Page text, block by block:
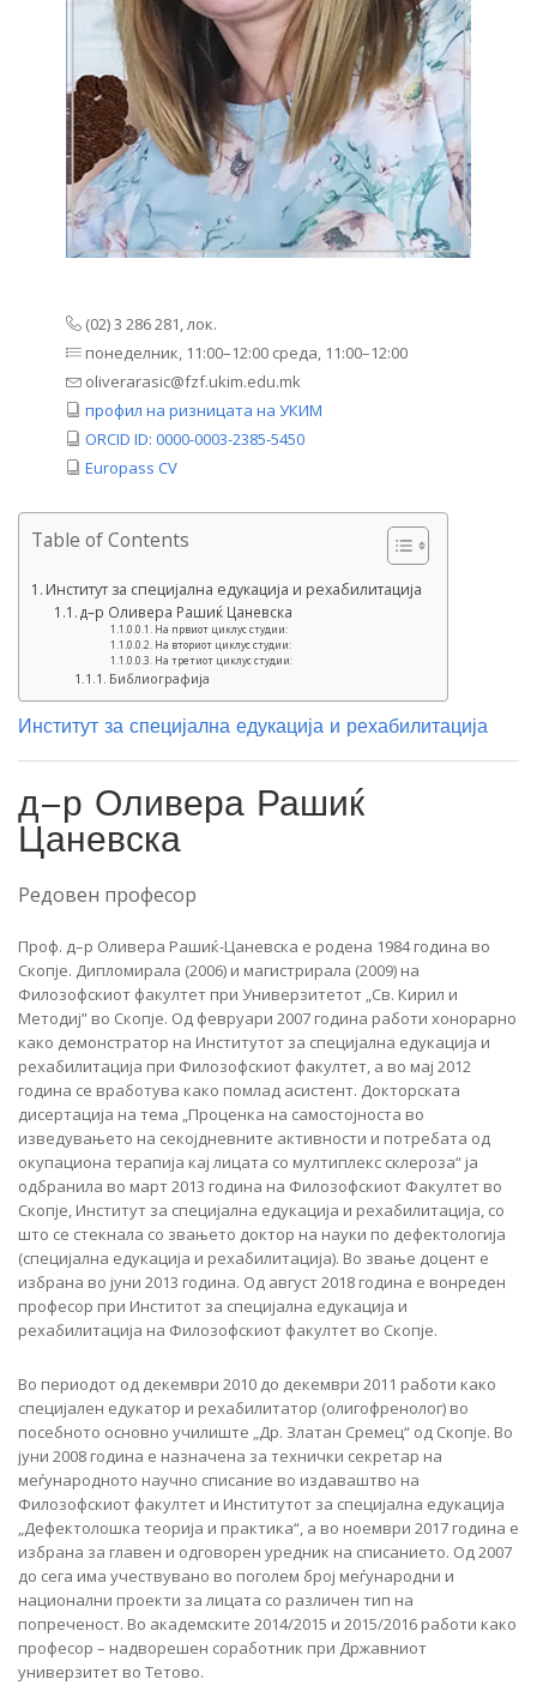
(02) 3 286 281, лок.
понеделник, 11:00–12:00 среда, 11:00–12:00
oliverarasic@fzf.ukim.edu.mk
профил на ризницата на УКИМ
ORCID ID: 0000-0003-2385-5450
Europass CV
Table of Contents
Институт за специјална едукација и рехабилитација
д–р Оливера Рашиќ Цаневска
На првиот циклус студии:
На вториот циклус студии:
На третиот циклус студии:
Библиографија
Институт за специјална едукација и рехабилитација
д–р Оливера Рашиќ
Цаневска
Редовен професор
Проф. д–р Оливера Рашиќ-Цаневска е родена 1984 година во
Скопје. Дипломирала (2006) и магистрирала (2009) на
Филозофскиот факултет при Универзитетот „Св. Кирил и
Методиј” во Скопје. Од февруари 2007 година работи хонорарно
како демонстратор на Институтот за специјална едукација и
рехабилитација при Филозофскиот факултет, а во мај 2012
година се вработува како помлад асистент. Докторската
дисертација на тема „Проценка на самостојноста во
изведувањето на секојдневните активности и потребата од
окупациона терапија кај лицата со мултиплекс склероза“ ја
одбранила во март 2013 година на Филозофскиот Факултет во
Скопје, Институт за специјална едукација и рехабилитација, со
што се стекнала со звањето доктор на науки по дефектологија
(специјална едукација и рехабилитација). Во звање доцент е
избрана во јуни 2013 година. Од август 2018 година е вонреден
професор при Инститот за специјална едукација и
рехабилитација на Филозофскиот факултет во Скопје.
Во периодот од декември 2010 до декември 2011 работи како
специјален едукатор и рехабилитатор (олигофренолог) во
посебното основно училиште „Др. Златан Сремец“ од Скопје. Во
јуни 2008 година е назначена за технички секретар на
меѓународното научно списание во издаваштво на
Филозофскиот факултет и Институтот за специјална едукација
„Дефектолошка теорија и практика“, а во ноември 2017 година е
избрана за главен и одговорен уредник на списанието. Од 2007
до сега има учествувано во поголем број меѓународни и
национални проекти за лицата со различен тип на
попреченост. Во академските 2014/2015 и 2015/2016 работи како
професор – надворешен соработник при Државниот
универзитет во Тетово.